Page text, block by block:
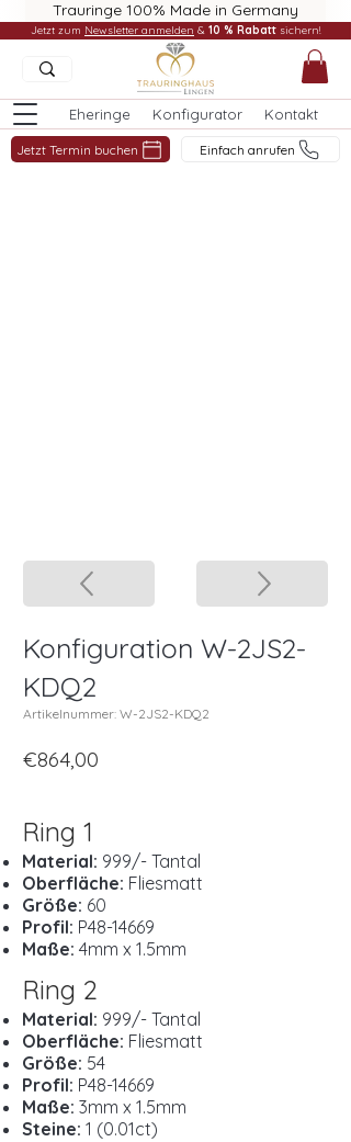
Trauringe 100% Made in Germany
Eheringe Konfigurator Kontakt
Jetzt Termin buchen Einfach anrufen
Jetzt zum Newsletter anmelden & 10 % Rabatt sichern!
Konfiguration W-2JS2-
KDQ2
Artikelnummer: W-2JS2-KDQ2
€864,00
Ring 1
Material: 999/- Tantal
Oberfläche: Fliesmatt
Größe: 60
Profil: P48-14669
Maße: 4mm x 1.5mm
Ring 2
Material: 999/- Tantal
Oberfläche: Fliesmatt
Größe: 54
Profil: P48-14669
Maße: 3mm x 1.5mm
Steine: 1 (0.01ct)